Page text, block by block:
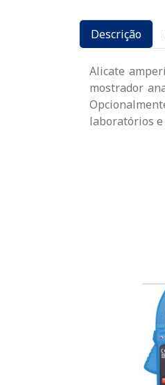
Descrição
Alicate
mostrador
laboratórios e